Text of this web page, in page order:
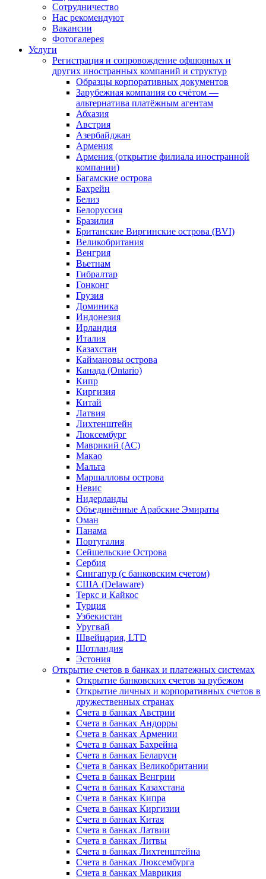
Сотрудничество
Нас рекомендуют
Вакансии
Фотогалерея
Услуги
Регистрация и сопровождение офшорных и
других иностранных компаний и структур
Образцы корпоративных документов
Зарубежная компания со счётом —
альтернатива платёжным агентам
Абхазия
Австрия
Азербайджан
Армения
Армения (открытие филиала иностранной
компании)
Багамские острова
Бахрейн
Белиз
Белоруссия
Бразилия
Британские Виргинские острова (BVI)
Великобритания
Венгрия
Вьетнам
Гибралтар
Гонконг
Грузия
Доминика
Индонезия
Ирландия
Италия
Казахстан
Каймановы острова
Канада (Ontario)
Кипр
Киргизия
Китай
Латвия
Лихтенштейн
Люксембург
Маврикий (АС)
Макао
Мальта
Маршалловы острова
Нeвис
Нидерланды
Объединённые Арабские Эмираты
Оман
Панама
Португалия
Сейшельские Острова
Сербия
Сингапур (c банковским счетом)
США (Delaware)
Теркс и Кайкос
Турция
Узбекистан
Уругвай
Швейцария, LTD
Шотландия
Эстония
Открытие счетов в банках и платежных системах
Открытие банковских счетов за рубежом
Открытие личных и корпоративных счетов в
дружественных странах
Счета в банках Австрии
Счета в банках Андорры
Счета в банках Армении
Счета в банках Бахрейна
Счета в банках Беларуси
Счета в банках Великобритании
Счета в банках Венгрии
Счета в банках Казахстана
Счета в банках Кипра
Счета в банках Киргизии
Счета в банках Китая
Счета в банках Латвии
Счета в банках Литвы
Счета в банках Лихтенштейна
Счета в банках Люксембурга
Счета в банках Маврикия